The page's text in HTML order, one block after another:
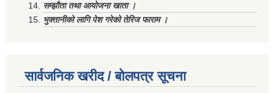
सम्झौता तथा आयोजना खाता ।
भुक्तानीको लागि पेश गरेको तेरिज फाराम ।
सार्वजनिक खरीद / बोलपत्र सूचना